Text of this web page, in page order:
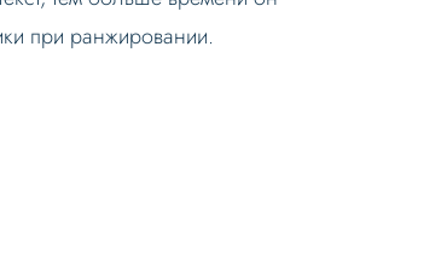
при ранжировании.